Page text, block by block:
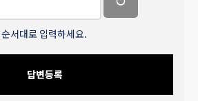
서대로 입력하세요.
답변등록